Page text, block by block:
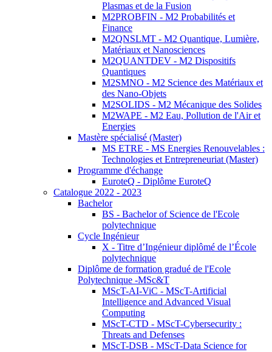
Plasmas et de la Fusion
M2PROBFIN - M2 Probabilités et
Finance
M2QNSLMT - M2 Quantique, Lumière,
Matériaux et Nanosciences
M2QUANTDEV - M2 Dispositifs
Quantiques
M2SMNO - M2 Science des Matériaux et
des Nano-Objets
M2SOLIDS - M2 Mécanique des Solides
M2WAPE - M2 Eau, Pollution de l'Air et
Energies
Mastère spécialisé (Master)
MS ETRE - MS Energies Renouvelables :
Technologies et Entrepreneuriat (Master)
Programme d'échange
EuroteQ - Diplôme EuroteQ
Catalogue 2022 - 2023
Bachelor
BS - Bachelor of Science de l'Ecole
polytechnique
Cycle Ingénieur
X - Titre d’Ingénieur diplômé de l’École
polytechnique
Diplôme de formation gradué de l'Ecole
Polytechnique -MSc&T
MScT-AI-ViC - MScT-Artificial
Intelligence and Advanced Visual
Computing
MScT-CTD - MScT-Cybersecurity :
Threats and Defenses
MScT-DSB - MScT-Data Science for